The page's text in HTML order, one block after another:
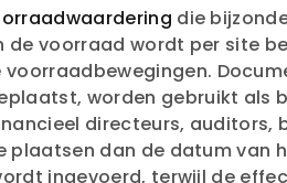
die
voorraad wordt per site
worden gebruikt als
directeurs, auditors,
dan de datum van
ingevoerd, terwijl de